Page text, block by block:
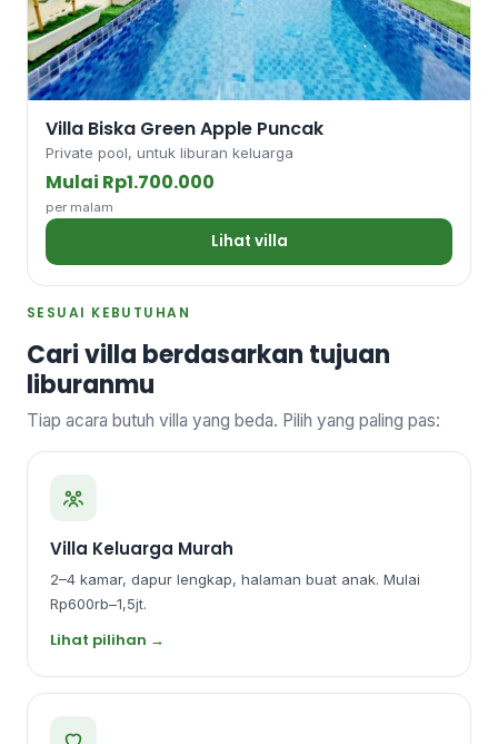
Villa Biska Green Apple Puncak
Private pool, untuk liburan keluarga
Mulai Rp1.700.000
per malam
Lihat villa
SESUAI KEBUTUHAN
Cari villa berdasarkan tujuan
liburanmu
Tiap acara butuh villa yang beda. Pilih yang paling pas:
Villa Keluarga Murah
2–4 kamar, dapur lengkap, halaman buat anak. Mulai
Rp600rb–1,5jt.
Lihat pilihan →